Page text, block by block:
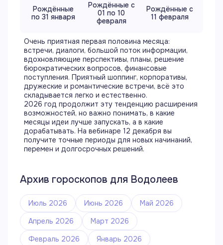
Рождённые
по 31 января
Рождённые с
01 по 10
февраля
Рождённые с
11 февраля
Очень приятная первая половина месяца:
встречи, диалоги, большой поток информации,
вдохновляющие перспективы, планы, решение
бюрократических вопросов, финансовые
поступления. Приятный шоппинг, корпоративы,
дружеские и романтические встречи, всё это
складывается легко и естественно.
2026 год продолжит эту тенденцию расширения
возможностей, но важно понимать, в какие
месяцы идеи лучше запускать, а в какие
дорабатывать. На вебинаре 12 декабря вы
получите точные периоды для новых начинаний,
перемен и долгосрочных решений.
Архив гороскопов для Водолеев
Июль 2026 Июнь 2026
Май 2026
Апрель 2026
Март 2026
Февраль 2026
Январь 2026